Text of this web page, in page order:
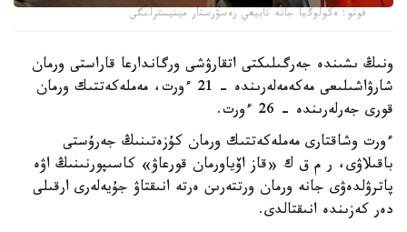
فوتو: ەكولوگيا جانە تابيعي رەسۋرستار مينيسترلىگى
ونىڭ ىشىندە جەرگىلىكتى اتقارۋشى ورگاندارعا قاراستى ورمان
شارۋاشىلىعى مەكەمەلەرىندە - 21 ءورت، مەملەكەتتىك ورمان
قورى جەرلەرىندە - 26 ءورت.
ءورت وشاقتارى مەملەكەتتىك ورمان كۇزەتىنىڭ جەرۇستى
باقىلاۋى، ر م ق ك «قاز اۆياورمان قورعاۋ» كاسىپورنىنىڭ اۋە
پاترۋلدەۋى جانە ورمان ورتتەرىن ەرتە انىقتاۋ جۇيەلەرى ارقىلى
دەر كەزىندە انىقتالدى.